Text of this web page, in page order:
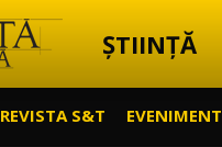
Știință
ȘTIINȚĂ
REVISTA S&T